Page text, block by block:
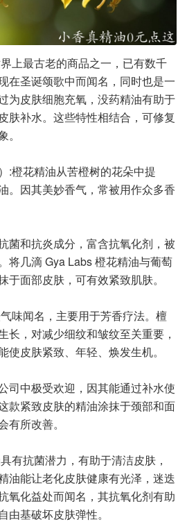
上最古老的商品之一，已有数千
在圣诞颂歌中而闻名，同时也是一
为皮肤细胞充氧，没药精油有助于
肤补水。这些特性相结合，可修复
:橙花精油从苦橙树的花朵中提
。因其美妙香气，常被用作众多香
菌和抗炎成分，富含抗氧化剂，被
将几滴 Gya Labs 橙花精油与葡萄
于面部皮肤，可有效紧致肌肤。
味闻名，主要用于芳香疗法。檀
长，对减少细纹和皱纹至关重要，
使皮肤紧致、年轻、焕发生机。
司中极受欢迎，因其能通过补水使
款紧致皮肤的精油涂抹于颈部和面
所改善。
有抗菌潜力，有助于清洁皮肤，
油能让老化皮肤健康有光泽，迷迭
氧化益处而闻名，其抗氧化剂有助
基破坏皮肤弹性。